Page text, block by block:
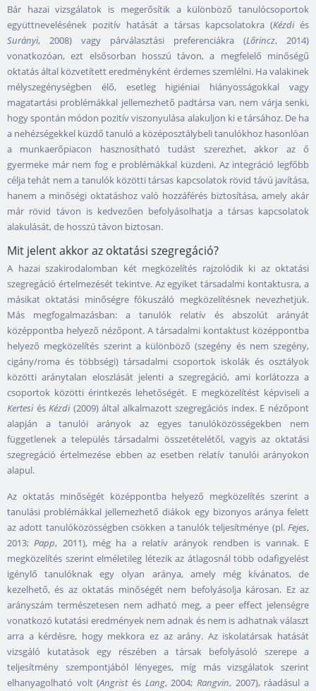
Bár hazai vizsgálatok is megerősítik a különböző tanulócsoportok
együttnevelésének pozitív hatását a társas kapcsolatokra (Kézdi és
Surányi, 2008) vagy párválasztási preferenciákra (Lőrincz, 2014)
vonatkozóan, ezt elsősorban hosszú távon, a megfelelő minőségű
oktatás által közvetített eredményként érdemes szemlélni. Ha valakinek
mélyszegénységben élő, esetleg higiéniai hiányosságokkal vagy
magatartási problémákkal jellemezhető padtársa van, nem várja senki,
hogy spontán módon pozitív viszonyulása alakuljon ki e társához. De ha
a nehézségekkel küzdő tanuló a középosztálybeli tanulókhoz hasonlóan
a munkaerőpiacon hasznosítható tudást szerezhet, akkor az ő
gyermeke már nem fog e problémákkal küzdeni. Az integráció legfőbb
célja tehát nem a tanulók közötti társas kapcsolatok rövid távú javítása,
hanem a minőségi oktatáshoz való hozzáférés biztosítása, amely akár
már rövid távon is kedvezően befolyásolhatja a társas kapcsolatok
alakulását, de hosszú távon biztosan.
Mit jelent akkor az oktatási szegregáció?
A hazai szakirodalomban két megközelítés rajzolódik ki az oktatási
szegregáció értelmezését tekintve. Az egyiket társadalmi kontaktusra, a
másikat oktatási minőségre fókuszáló megközelítésnek nevezhetjük.
Más megfogalmazásban: a tanulók relatív és abszolút arányát
középpontba helyező nézőpont. A társadalmi kontaktust középpontba
helyező megközelítés szerint a különböző (szegény és nem szegény,
cigány/roma és többségi) társadalmi csoportok iskolák és osztályok
közötti aránytalan eloszlását jelenti a szegregáció, ami korlátozza a
csoportok közötti érintkezés lehetőségét. E megközelítést képviseli a
Kertesi ésKézdi (2009) által alkalmazott szegregációs index. E nézőpont
alapján a tanulói arányok az egyes tanulóközösségekben nem
függetlenek a település társadalmi összetételétől, vagyis az oktatási
szegregáció értelmezése ebben az esetben relatív tanulói arányokon
alapul.
Az oktatás minőségét középpontba helyező megközelítés szerint a
tanulási problémákkal jellemezhető diákok egy bizonyos aránya felett
az adott tanulóközösségben csökken a tanulók teljesítménye (pl. Fejes,
2013;Papp, 2011), még ha a relatív arányok rendben is vannak. E
megközelítés szerint elméletileg létezik az átlagosnál több odafigyelést
igénylő tanulóknak egy olyan aránya, amely még kívánatos, de
kezelhető, és az oktatás minőségét nem befolyásolja károsan. Ez az
arányszám természetesen nem adható meg, a peer effect jelenségre
vonatkozó kutatási eredmények nem adnak és nem is adhatnak választ
arra a kérdésre, hogy mekkora ez az arány. Az iskolatársak hatását
vizsgáló kutatások egy részében a társak befolyásoló szerepe a
teljesítmény szempontjából lényeges, míg más vizsgálatok szerint
elhanyagolható volt (Angristés Lang, 2004;Rangvin, 2007), ráadásul a